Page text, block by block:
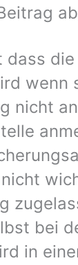
dass
wenn
nicht
bei
in